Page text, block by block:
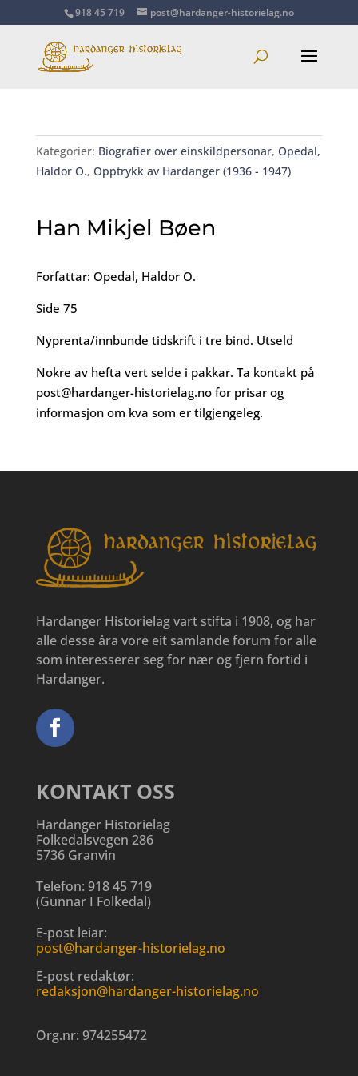
918 45 719 post@hardanger-historielag.no
Kategorier: Biografier over einskildpersonar, Opedal,
Haldor O., Opptrykk av Hardanger (1936 - 1947)
Han Mikjel Bøen
Forfattar: Opedal, Haldor O.
Side 75
Nyprenta/innbunde tidskrift i tre bind. Utseld
Nokre av hefta vert selde i pakkar. Ta kontakt på
post@hardanger-historielag.nofor prisar og
informasjon om kva som er tilgjengeleg.
Hardanger Historielag vart stifta i 1908, og har
alle desse åra vore eit samlande forum for alle
som interesserer seg for nær og fjern fortid i
Hardanger.
KONTAKT OSS
Hardanger Historielag
Folkedalsvegen 286
5736 Granvin
Telefon: 918 45 719
(Gunnar I Folkedal)
E-post leiar:
post@hardanger-historielag.no
E-post redaktør:
redaksjon@hardanger-historielag.no
Org.nr: 974255472